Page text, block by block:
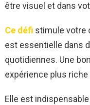
être visuel et dans
Ce défi stimule votre
est essentielle dans
quotidiennes. Une
expérience plus
Elle est